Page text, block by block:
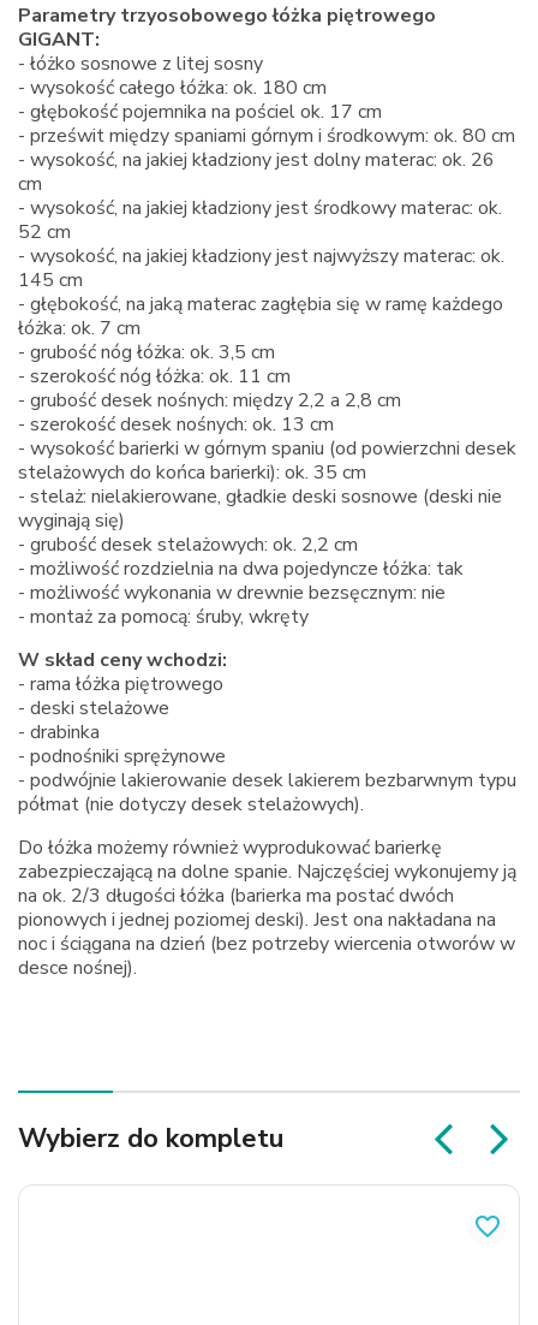
Parametry trzyosobowego łóżka piętrowego
GIGANT:
- łóżko sosnowe z litej sosny
- wysokość całego łóżka: ok. 180 cm
- głębokość pojemnika na pościel ok. 17 cm
- prześwit między spaniami górnym i środkowym: ok. 80 cm
- wysokość, na jakiej kładziony jest dolny materac: ok. 26
cm
- wysokość, na jakiej kładziony jest środkowy materac: ok.
52 cm
- wysokość, na jakiej kładziony jest najwyższy materac: ok.
145 cm
- głębokość, na jaką materac zagłębia się w ramę każdego
łóżka: ok. 7 cm
- grubość nóg łóżka: ok. 3,5 cm
- szerokość nóg łóżka: ok. 11 cm
- grubość desek nośnych: między 2,2 a 2,8 cm
- szerokość desek nośnych: ok. 13 cm
- wysokość barierki w górnym spaniu (od powierzchni desek
stelażowych do końca barierki): ok. 35 cm
- stelaż: nielakierowane, gładkie deski sosnowe (deski nie
wyginają się)
- grubość desek stelażowych: ok. 2,2 cm
- możliwość rozdzielnia na dwa pojedyncze łóżka: tak
- możliwość wykonania w drewnie bezsęcznym: nie
- montaż za pomocą: śruby, wkręty
W skład ceny wchodzi:
- rama łóżka piętrowego
- deski stelażowe
- drabinka
- podnośniki sprężynowe
- podwójnie lakierowanie desek lakierem bezbarwnym typu
półmat (nie dotyczy desek stelażowych).
Do łóżka możemy również wyprodukować barierkę
zabezpieczającą na dolne spanie. Najczęściej wykonujemy ją
na ok. 2/3 długości łóżka (barierka ma postać dwóch
pionowych i jednej poziomej deski). Jest ona nakładana na
noc i ściągana na dzień (bez potrzeby wiercenia otworów w
desce nośnej).
Wybierz do kompletu
favorite_border